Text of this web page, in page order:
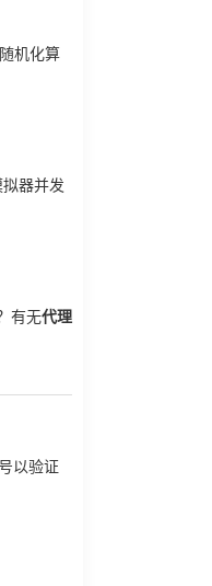
机化算
器并发
有无代理
以验证